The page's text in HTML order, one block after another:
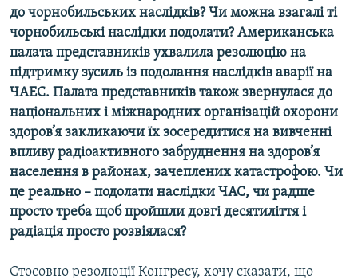
до чорнобильських наслідків? Чи можна взагалі ті
чорнобильські наслідки подолати? Американська
палата представників ухвалила резолюцію на
підтримку зусиль із подолання наслідків аварії на
ЧАЕС. Палата представників також звернулася до
національних і міжнародних організацій охорони
здоров’я закликаючи їх зосередитися на вивченні
впливу радіоактивного забруднення на здоров’я
населення в районах, зачеплених катастрофою. Чи
це реально – подолати наслідки ЧАС, чи радше
просто треба щоб пройшли довгі десятиліття і
радіація просто розвіялася?
Стосовно резолюції Конгресу, хочу сказати, що